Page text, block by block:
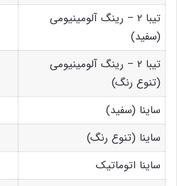
تیبا ۲ – رینگ آلومینیومی
(سفید)
تیبا ۲ – رینگ آلومینیومی
(تنوع رنگ)
ساینا (سفید)
ساینا (تنوع رنگ)
ساینا اتوماتیک